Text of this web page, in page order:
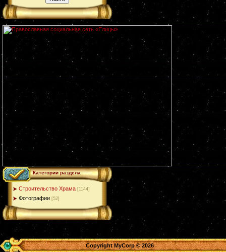
Категории раздела
Строительство Храма [1144]
Фотографии [52]
Copyright MyCorp © 2026